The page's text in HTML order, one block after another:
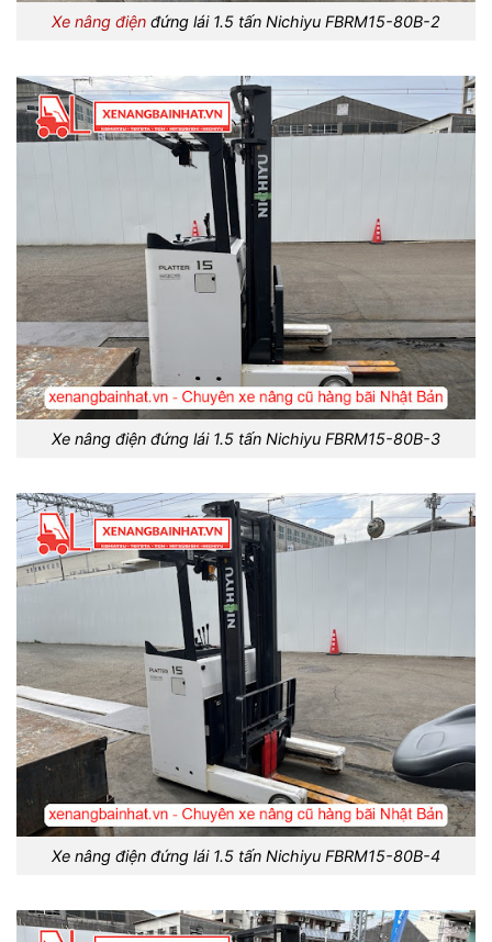
Xe nâng điện đứng lái 1.5 tấn Nichiyu FBRM15-80B-2
Xe nâng điện đứng lái 1.5 tấn Nichiyu FBRM15-80B-3
Xe nâng điện đứng lái 1.5 tấn Nichiyu FBRM15-80B-4